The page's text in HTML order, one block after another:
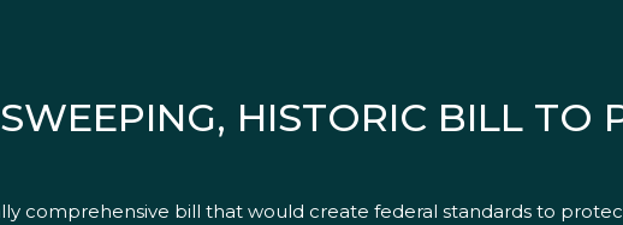
HISTORIC BILL TO
comprehensive bill that would create federal standards to